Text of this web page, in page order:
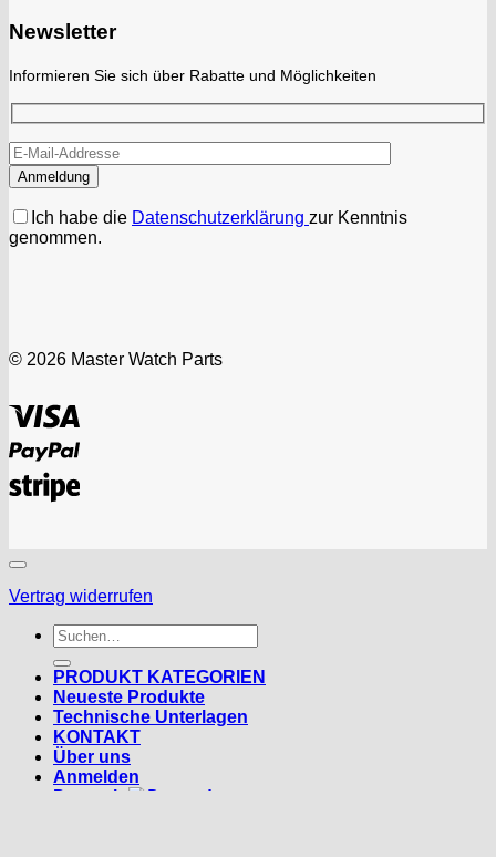
Newsletter
Informieren Sie sich über Rabatte und Möglichkeiten
Ich habe die Datenschutzerklärung zur Kenntnis
genommen.
© 2026 Master Watch Parts
PayPal
Stripe
Vertrag widerrufen
Suchen
nach:
PRODUKT KATEGORIEN
Neueste Produkte
Technische Unterlagen
KONTAKT
Über uns
Anmelden
Deutsch